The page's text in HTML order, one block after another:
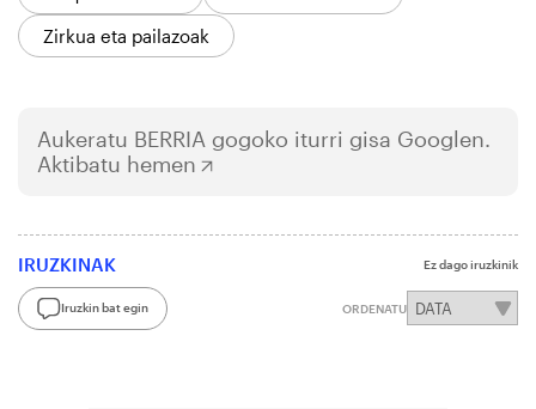
Zirkua eta pailazoak
Aukeratu BERRIA gogoko iturri gisa Googlen.
Aktibatu hemen
IRUZKINAK Ez dago iruzkinik
Iruzkin bat egin ORDENATU